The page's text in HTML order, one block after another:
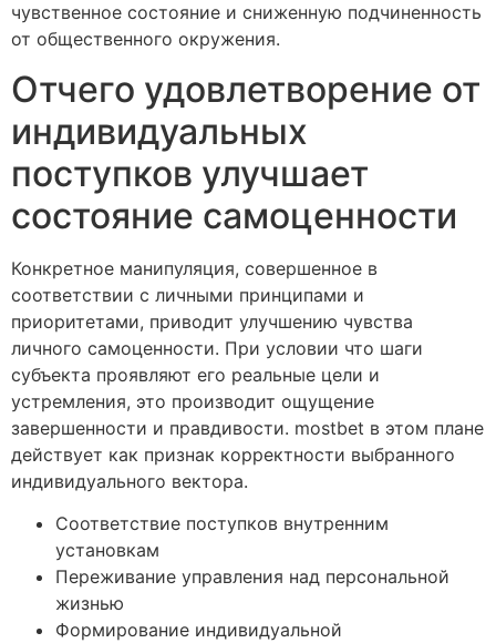
чувственное состояние и сниженную подчиненность
от общественного окружения.
Отчего удовлетворение от
индивидуальных
поступков улучшает
состояние самоценности
Конкретное манипуляция, совершенное в
соответствии с личными принципами и
приоритетами, приводит улучшению чувства
личного самоценности. При условии что шаги
субъекта проявляют его реальные цели и
устремления, это производит ощущение
завершенности и правдивости. mostbet в этом плане
действует как признак корректности выбранного
индивидуального вектора.
Соответствие поступков внутренним
установкам
Переживание управления над персональной
жизнью
Формирование индивидуальной